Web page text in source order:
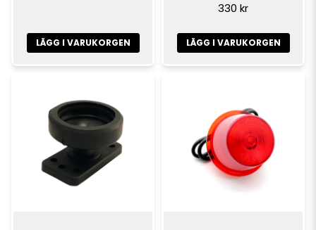
LÄGG I VARUKORGEN
330 kr
LÄGG I VARUKORGEN